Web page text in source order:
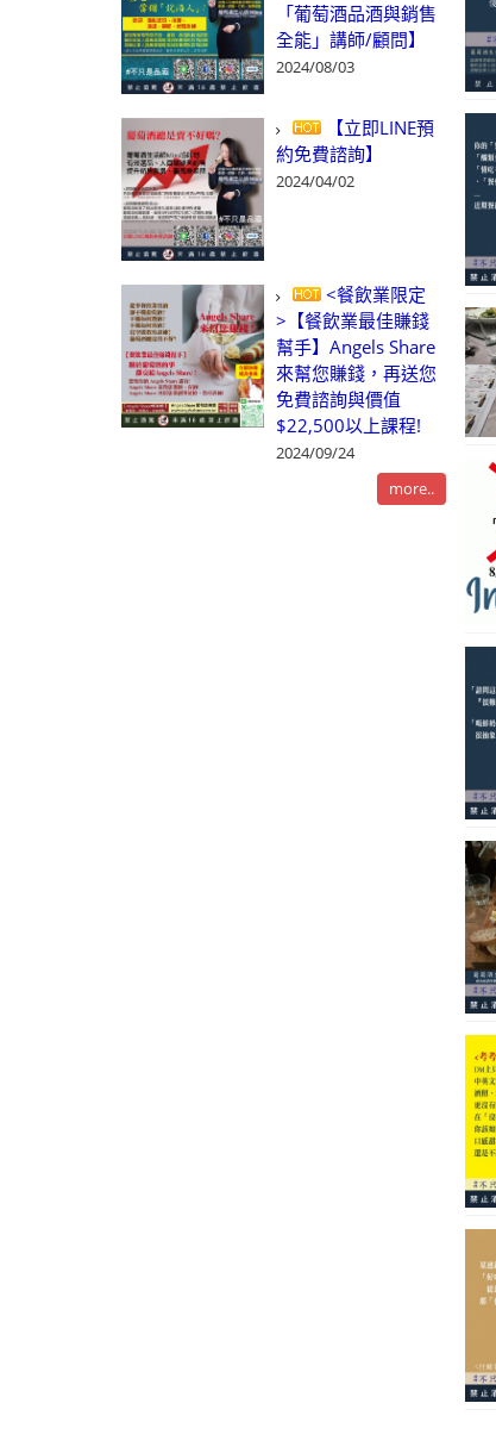
「葡萄酒品酒與銷售
全能」講師/顧問】
2024/08/03
【立即LINE預
約免費諮詢】
2024/04/02
<餐飲業限定
>【餐飲業最佳賺錢
幫手】Angels Share
來幫您賺錢，再送您
免費諮詢與價值
$22,500以上課程!
2024/09/24
more..